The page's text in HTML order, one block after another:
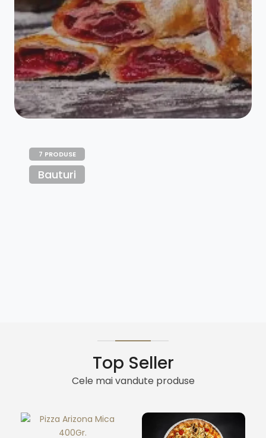
7 PRODUSE
Bauturi
Top Seller
Cele mai vandute produse